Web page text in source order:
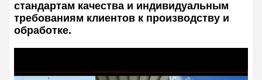
стандартам качества и индивидуальным
требованиям клиентов к производству и
обработке.